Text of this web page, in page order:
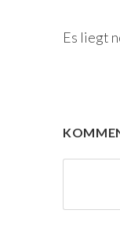
Es liegt